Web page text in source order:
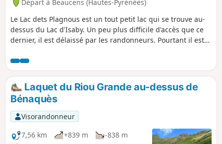
Départ à Beaucens (Hautes-Pyrénées)
Le Lac dets Plagnous est un tout petit lac qui se trouve au-
dessus du Lac d'Isaby. Un peu plus difficile d'accès que ce
dernier, il est délaissé par les randonneurs. Pourtant il est
bon moment.
Laquet du Riou Grande au-dessus de
Bénaquès
Visorandonneur
7,56 km
+839 m
-838 m